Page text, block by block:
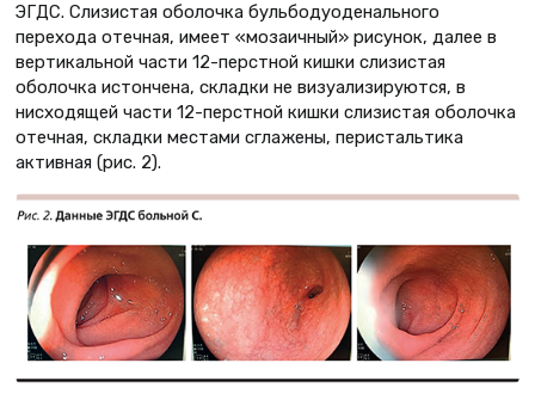
ЭГДС. Слизистая оболочка бульбодуоденального
перехода отечная, имеет «мозаичный» рисунок, далее в
вертикальной части 12-перстной кишки слизистая
оболочка истончена, складки не визуализируются, в
нисходящей части 12-перстной кишки слизистая оболочка
отечная, складки местами сглажены, перистальтика
активная (рис. 2).